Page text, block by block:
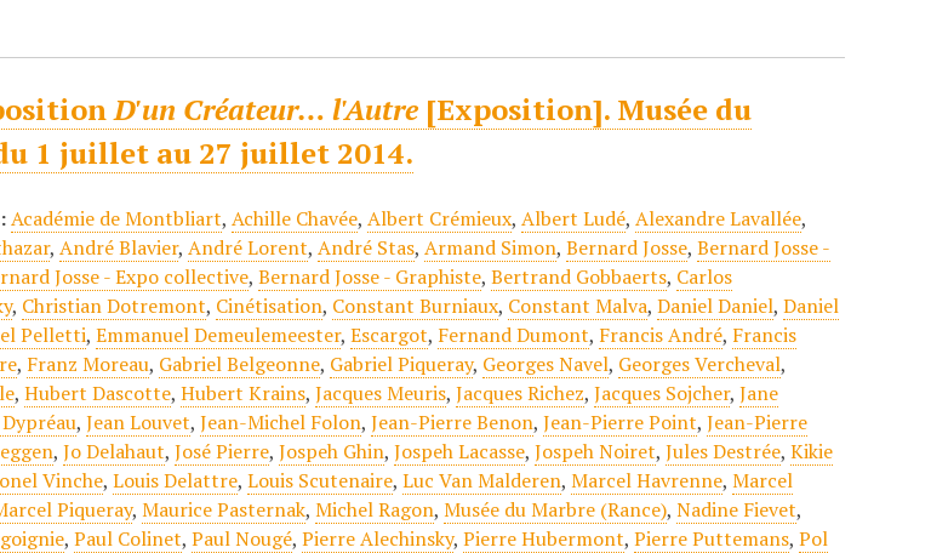
D'un Créateur… l'Autre [Exposition]. Musée du
1 juillet au 27 juillet 2014.
Académie de Montbliart,Achille Chavée,Albert Crémieux,Albert Ludé,Alexandre Lavallée,
,André Blavier,André Lorent,André Stas,Armand Simon,Bernard Josse,Bernard Josse -
Josse - Expo collective,Bernard Josse - Graphiste,Bertrand Gobbaerts, Carlos
, Christian Dotremont, Cinétisation, Constant Burniaux, Constant Malva,Daniel Daniel,Daniel
Pelletti,Emmanuel Demeulemeester,Escargot, Fernand Dumont, Francis André, Francis
, Franz Moreau, Gabriel Belgeonne, Gabriel Piqueray, Georges Navel, Georges Vercheval,
,Hubert Dascotte,Hubert Krains,Jacques Meuris,Jacques Richez,Jacques Sojcher,Jane
,Jean Louvet,Jean-Michel Folon,Jean-Pierre Benon,Jean-Pierre Point,Jean-Pierre
,Jo Delahaut,José Pierre,Jospeh Ghin,Jospeh Lacasse,Jospeh Noiret,Jules Destrée,Kikie
Vinche,Louis Delattre,Louis Scutenaire,Luc Van Malderen,Marcel Havrenne,Marcel
Piqueray,Maurice Pasternak,Michel Ragon,Musée du Marbre (Rance),Nadine Fievet,
,Paul Colinet,Paul Nougé,Pierre Alechinsky,Pierre Hubermont,Pierre Puttemans,Pol